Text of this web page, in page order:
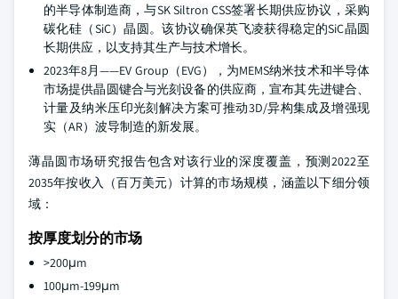
的半导体制造商，与SK Siltron CSS签署长期供应协议，采购
碳化硅（SiC）晶圆。该协议确保英飞凌获得稳定的SiC晶圆
长期供应，以支持其生产与技术增长。
2023年8月——EV Group（EVG），为MEMS纳米技术和半导体
市场提供晶圆键合与光刻设备的供应商，宣布其先进键合、
计量及纳米压印光刻解决方案可推动3D/异构集成及增强现
实（AR）波导制造的新发展。
薄晶圆市场研究报告包含对该行业的深度覆盖，预测2022至
2035年按收入（百万美元）计算的市场规模，涵盖以下细分领
域：
按厚度划分的市场
>200μm
100μm-199μm